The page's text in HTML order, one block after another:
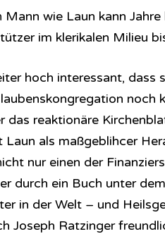
Mann wie Laun kann
im klerikalen Milieu
hoch interessant, dass
noch
das reaktionäre
Laun als maßgeblihcer
nur einen der
durch ein Buch unter
in der Welt – und
Joseph Ratzinger